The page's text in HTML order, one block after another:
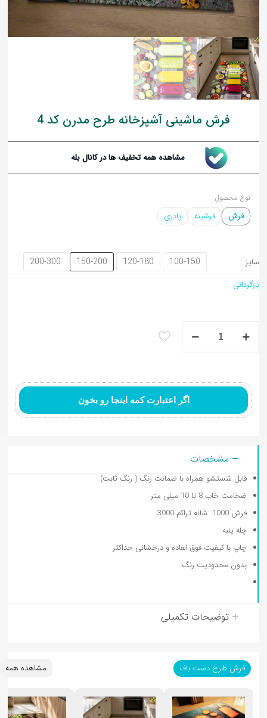
فرش ماشینی آشپزخانه طرح مدرن کد 4
مشاهده همه تخفیف ها در کانال بله
نوع محصول
فرش فرشینه پادری
سایز 100-150
120-180
150-200
200-300
بازگردانی
ماشینی
عدد
اگر اعتبارت کمه اینجا رو بخون
مشخصات
قابل شستشو همراه با ضمانت رنگ ( رنگ ثابت)
ضخامت خاب 8 تا 10 میلی متر
فرش 1000 شانه تراکم 3000
چله پنبه
چاپ با کیفیت فوق العاده و درخشانی حداکثر
بدون محدودیت رنگ
توضیحات تکمیلی
فرش طرح دست باف مشاهده همه